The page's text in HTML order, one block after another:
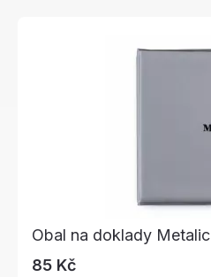
Obal na doklady Metalic
85 Kč